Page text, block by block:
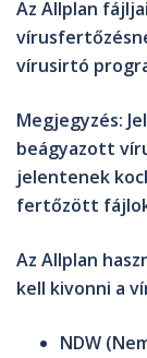
Az Allplan
vírusirtó
Megjegyzés:
beágyazott
jelentenek
fertőzött
Az Allplan
kell kivonni a
NDW